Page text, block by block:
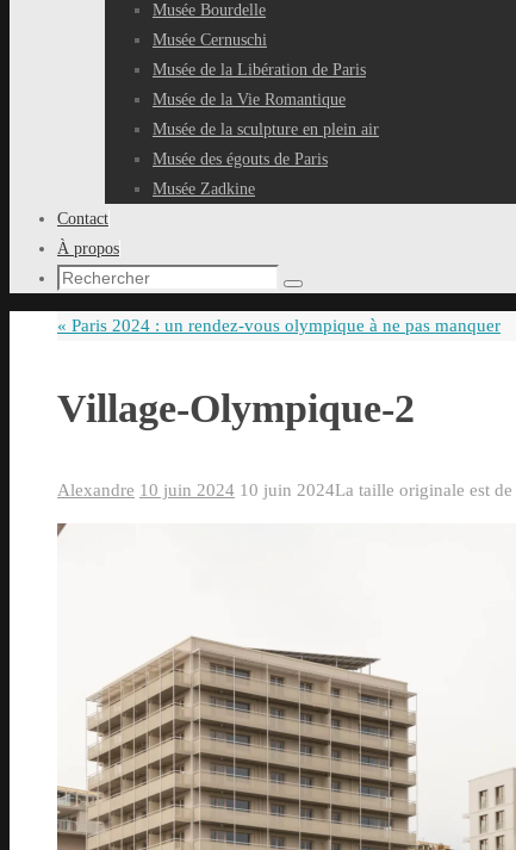
Musée Bourdelle
Musée Cernuschi
Musée de la Libération de Paris
Musée de la Vie Romantique
Musée de la sculpture en plein air
Musée des égouts de Paris
Musée Zadkine
Contact
À propos
Recherche
:
Rechercher
« Paris 2024 : un rendez-vous olympique à ne pas manquer
Village-Olympique-2
Alexandre 10 juin 2024 10 juin 2024La taille originale est de